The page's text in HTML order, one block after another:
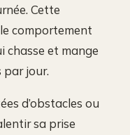
Cette
comportement
chasse et mange
par jour.
d’obstacles ou
sa prise